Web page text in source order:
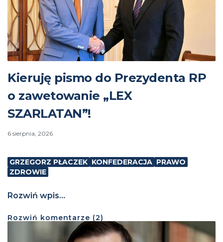
Kieruję pismo do Prezydenta RP
o zawetowanie „LEX
SZARLATAN”!
6 sierpnia, 2026
GRZEGORZ PŁACZEK KONFEDERACJA PRAWO
ZDROWIE
Rozwiń wpis...
Rozwiń komentarze (2)